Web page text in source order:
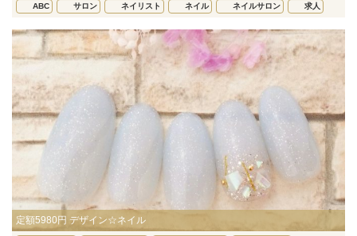
ABC サロン ネイリスト ネイル ネイルサロン 求人
定額5980円 デザイン☆ネイル